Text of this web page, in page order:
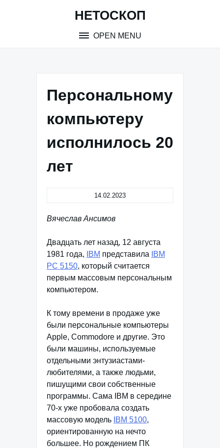
НЕТОСКОП
OPEN MENU
Персональному
компьютеру
исполнилось 20
лет
14.02.2023
Вячеслав Ансимов
Двадцать лет назад, 12 августа
1981 года,
IBM представила
IBM
РС 5150, который считается
первым массовым персональным
компьютером.
К тому времени в продаже уже
были персональные компьютеры
Apple, Commodore и другие. Это
были машины, используемые
отдельными энтузиастами-
любителями, а также людьми,
пишущими свои собственные
программы. Сама IBM в середине
70-х уже пробовала создать
массовую модель IBM 5100,
ориентированную на нечто
большее. Но рождением ПК